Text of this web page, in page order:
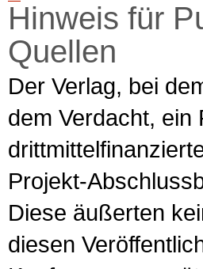
Hinweis für
Quellen
Der Verlag, bei
dem Verdacht,
Projekt-
Diese äußerten
diesen